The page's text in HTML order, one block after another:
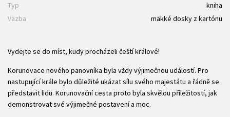
Typ
kniha
Väzba
mäkké dosky z kartónu
Vydejte se do míst, kudy procházeli čeští králové!
Korunovace nového panovníka byla vždy výjimečnou událostí. Pro
nastupující krále bylo důležité ukázat sílu svého majestátu a řádně se
představit lidu. Korunovační cesta proto byla skvělou příležitostí, jak
demonstrovat své výjimečné postavení a moc.